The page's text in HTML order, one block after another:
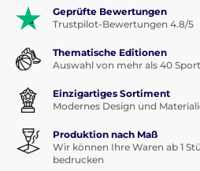
Geprüfte Bewertungen
Trustpilot-Bewertungen 4.8/5
Thematische Editionen
Auswahl von mehr als 40
Einzigartiges Sortiment
Modernes Design und
Produktion nach Maß
Wir können Ihre Waren ab 1
bedrucken